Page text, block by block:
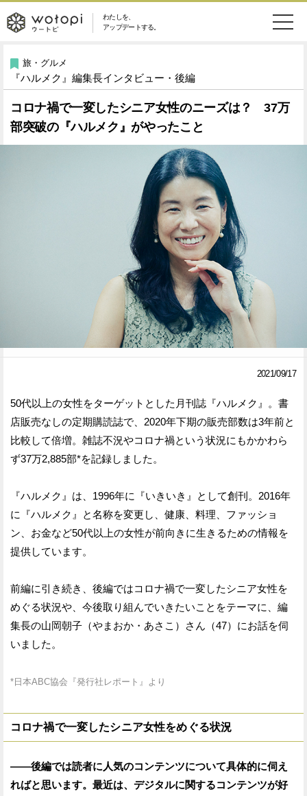
わたしを、
アップデートする。
wotopi
-
ウ
ー
メ
ュ
ー
恋愛・結婚
美容・コスメ 妊娠・出産
健康 ワークスタイル
ファッション
SDGs
ウートピとは？
Facebook
ェ
ア
す
ア
旅・グルメ
『ハルメク』編集長インタビュー・後編
コロナ禍で一変したシニア女性のニーズは？ 37万
部突破の『ハルメク』がやったこと
2021/09/17
50代以上の女性をターゲットとした月刊誌『ハルメク』。書
店販売なしの定期購読誌で、2020年下期の販売部数は3年前と
比較して倍増。雑誌不況やコロナ禍という状況にもかかわら
ず37万2,885部*を記録しました。
『ハルメク』は、1996年に『いきいき』として創刊。2016年
に『ハルメク』と名称を変更し、健康、料理、ファッショ
ン、お金など50代以上の女性が前向きに生きるための情報を
提供しています。
前編に引き続き、後編ではコロナ禍で一変したシニア女性を
めぐる状況や、今後取り組んでいきたいことをテーマに、編
集長の山岡朝子（やまおか・あさこ）さん（47）にお話を伺
いました。
*日本ABC協会『発行社レポート』より
コロナ禍で一変したシニア女性をめぐる状況
——後編では読者に人気のコンテンツについて具体的に伺え
ればと思います。最近は、デジタルに関するコンテンツが好